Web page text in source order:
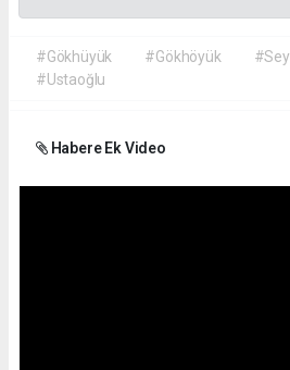
#Gökhüyük #Gökhöyük
#Ustaoğlu
Habere Ek Video